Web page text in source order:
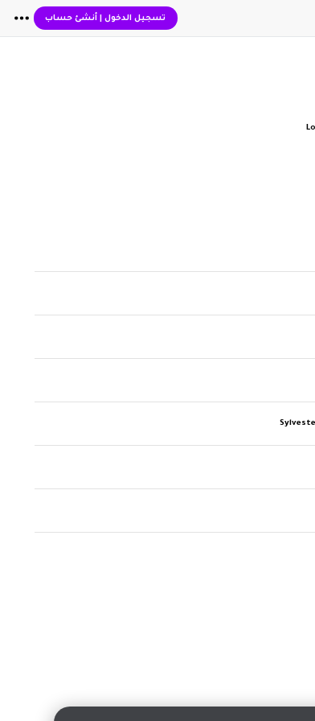
تسجيل الدخول| أنشئ حساب